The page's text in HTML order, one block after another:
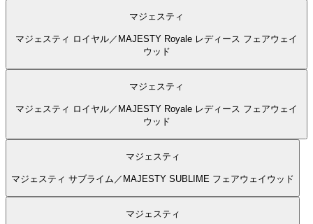
マジェスティ
マジェスティ ロイヤル／MAJESTY Royale レディース フェアウェイ
ウッド
マジェスティ
マジェスティ ロイヤル／MAJESTY Royale レディース フェアウェイ
ウッド
マジェスティ
マジェスティ サブライム／MAJESTY SUBLIME フェアウェイウッド
マジェスティ